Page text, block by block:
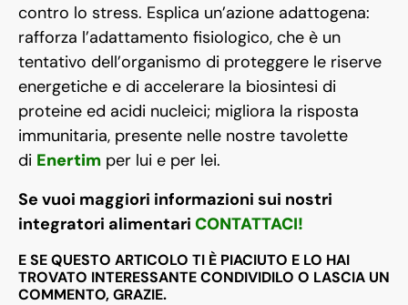
contro lo stress. Esplica un’azione adattogena:
rafforza l’adattamento fisiologico, che è un
tentativo dell’organismo di proteggere le riserve
energetiche e di accelerare la biosintesi di
proteine ed acidi nucleici; migliora la risposta
immunitaria, presente nelle nostre tavolette
di Enertim per lui e per lei.
Se vuoi maggiori informazioni sui nostri
integratori alimentari CONTATTACI!
E SE QUESTO ARTICOLO TI È PIACIUTO E LO HAI
TROVATO INTERESSANTE CONDIVIDILO O LASCIA UN
COMMENTO, GRAZIE.